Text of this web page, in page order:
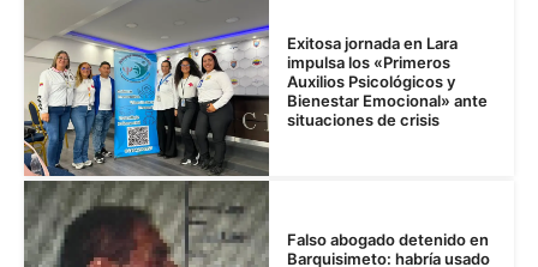
Exitosa jornada en Lara
impulsa los «Primeros
Auxilios Psicológicos y
Bienestar Emocional» ante
situaciones de crisis
Falso abogado detenido en
Barquisimeto: habría usado